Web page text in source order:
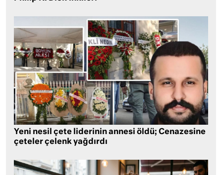
Yeni nesil çete liderinin annesi öldü; Cenazesine
çeteler çelenk yağdırdı